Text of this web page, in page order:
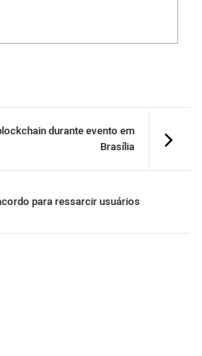
durante evento em
Brasília
para ressarcir usuários